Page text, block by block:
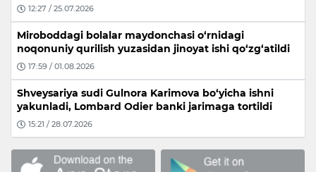
12:27 / 25.07.2026
Miroboddagi bolalar maydonchasi o‘rnidagi
noqonuniy qurilish yuzasidan jinoyat ishi qo‘zg‘atildi
17:59 / 01.08.2026
Shveysariya sudi Gulnora Karimova bo‘yicha ishni
yakunladi, Lombard Odier banki jarimaga tortildi
15:21 / 28.07.2026